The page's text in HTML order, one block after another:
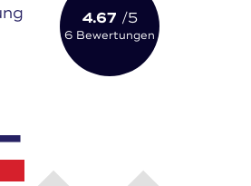
4.67 /5
6 Bewertungen